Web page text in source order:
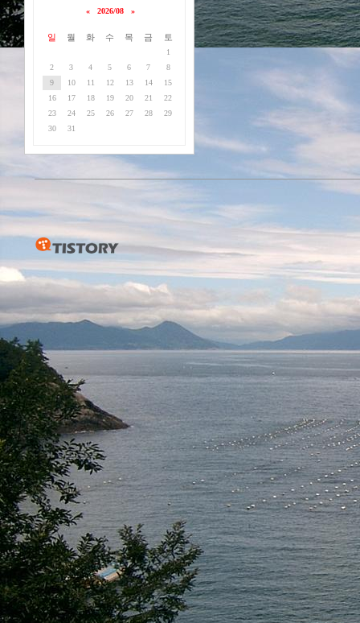
« 2026/08 »
일 월 화 수 목 금 토
1
2
3 4 5 6 7
8
9
10 11 12 13 14
15
16
17 18 19 20 21
22
23
24 25 26 27 28
29
30
31